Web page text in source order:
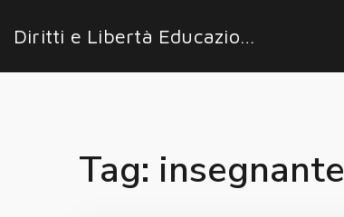
Diritti e Libertà Educazione
Tag: insegnante